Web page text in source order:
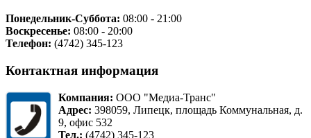
Понедельник-Суббота: 08:00 - 21:00
Воскресенье: 08:00 - 20:00
Телефон: (4742) 345-123
Контактная информация
Компания: ООО "Медиа-Транс"
Адрес: 398059, Липецк, площадь Коммунальная, д.
9, офис 532
Тел.: (4742) 345-123